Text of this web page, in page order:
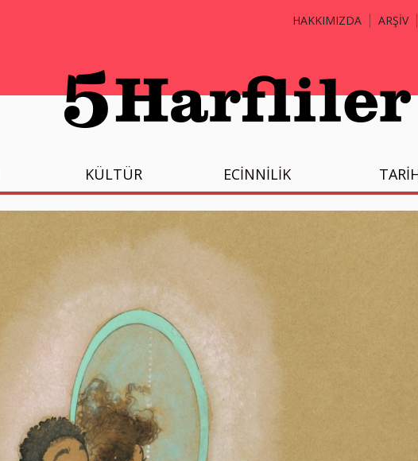
HAKKIMIZDA ARŞİV
KÜLTÜR ECİNNİLİK